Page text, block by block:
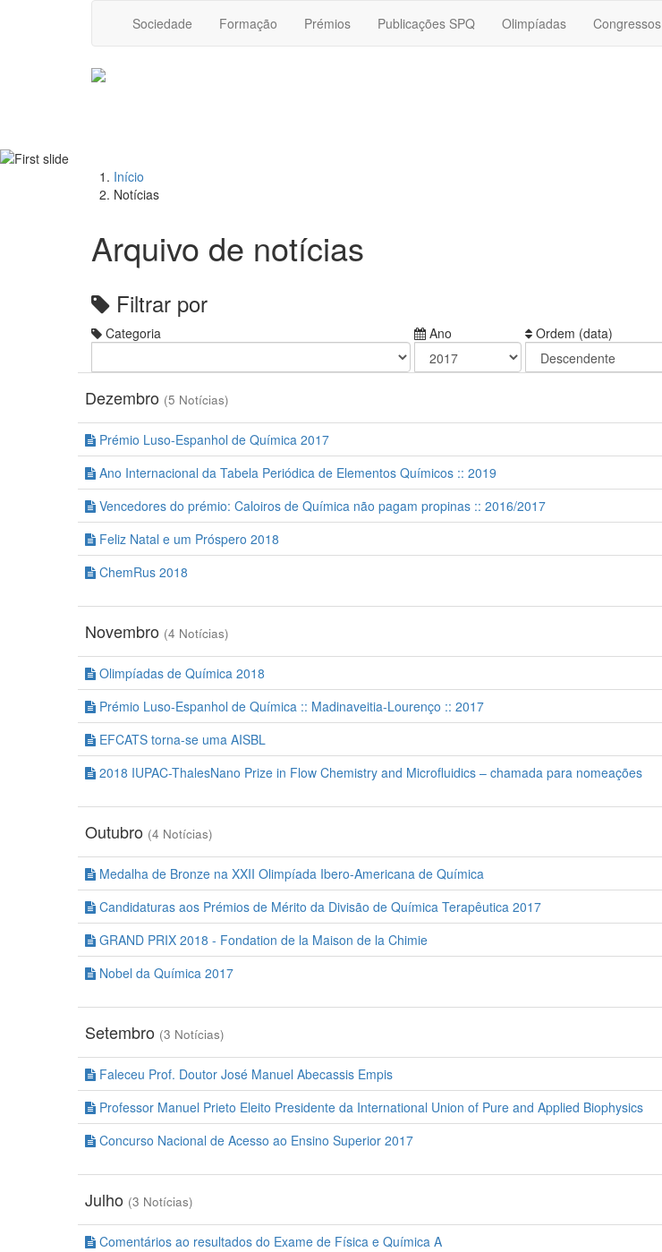
Sociedade Formação Prémios Publicações SPQ Olimpíadas Congressos
Início
Notícias
Arquivo de notícias
Filtrar por
Categoria Ano
Ordem (data)
Dezembro (5 Notícias)
Prémio Luso-Espanhol de Química 2017
Ano Internacional da Tabela Periódica de Elementos Químicos :: 2019
Vencedores do prémio: Caloiros de Química não pagam propinas :: 2016/2017
Feliz Natal e um Próspero 2018
ChemRus 2018
Novembro (4 Notícias)
Olimpíadas de Química 2018
Prémio Luso-Espanhol de Química :: Madinaveitia-Lourenço :: 2017
EFCATS torna-se uma AISBL
2018 IUPAC-ThalesNano Prize in Flow Chemistry and Microfluidics – chamada para nomeações
Outubro (4 Notícias)
Medalha de Bronze na XXII Olimpíada Ibero-Americana de Química
Candidaturas aos Prémios de Mérito da Divisão de Química Terapêutica 2017
GRAND PRIX 2018 - Fondation de la Maison de la Chimie
Nobel da Química 2017
Setembro (3 Notícias)
Faleceu Prof. Doutor José Manuel Abecassis Empis
Professor Manuel Prieto Eleito Presidente da International Union of Pure and Applied Biophysics
Concurso Nacional de Acesso ao Ensino Superior 2017
Julho (3 Notícias)
Comentários ao resultados do Exame de Física e Química A